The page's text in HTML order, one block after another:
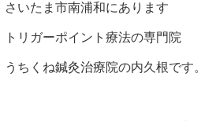
さいたま市南浦和にあります
トリガーポイント療法の専門院
うちくね鍼灸治療院の内久根です。